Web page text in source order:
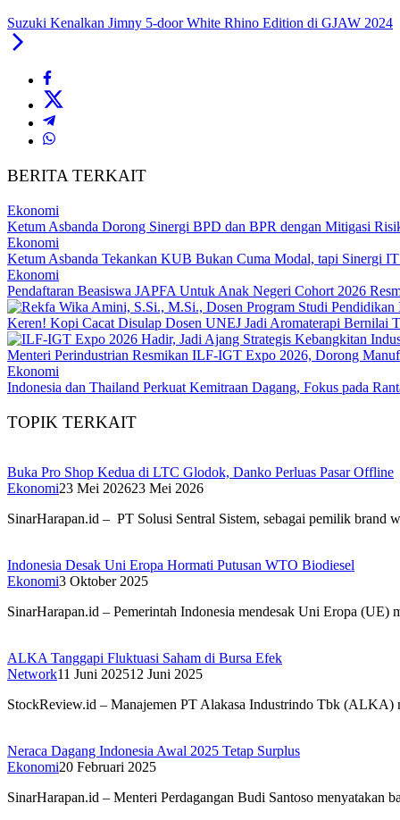
Suzuki Kenalkan Jimny 5-door White Rhino Edition di GJAW 2024
BERITA TERKAIT
Ekonomi
Ketum Asbanda Dorong Sinergi BPD dan BPR dengan Mitigasi
Ekonomi
Ketum Asbanda Tekankan KUB Bukan Cuma Modal, tapi Sinergi
Ekonomi
Pendaftaran Beasiswa JAPFA Untuk Anak Negeri Cohort 2026
Keren! Kopi Cacat Disulap Dosen UNEJ Jadi Aromaterapi Bernilai
Menteri Perindustrian Resmikan ILF-IGT Expo 2026, Dorong
Ekonomi
Indonesia dan Thailand Perkuat Kemitraan Dagang, Fokus pada
TOPIK TERKAIT
Buka Pro Shop Kedua di LTC Glodok, Danko Perluas Pasar Offline
Ekonomi23 Mei 202623 Mei 2026
SinarHarapan.id – PT Solusi Sentral Sistem, sebagai pemilik brand
Indonesia Desak Uni Eropa Hormati Putusan WTO Biodiesel
Ekonomi3 Oktober 2025
SinarHarapan.id – Pemerintah Indonesia mendesak Uni Eropa
ALKA Tanggapi Fluktuasi Saham di Bursa Efek
Network11 Juni 202512 Juni 2025
StockReview.id – Manajemen PT Alakasa Industrindo Tbk
Neraca Dagang Indonesia Awal 2025 Tetap Surplus
Ekonomi20 Februari 2025
SinarHarapan.id – Menteri Perdagangan Budi Santoso menyatakan